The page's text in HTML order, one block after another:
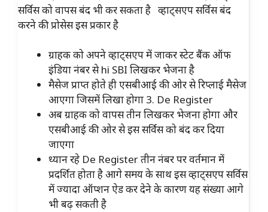
सर्विस को वापस बंद भी कर सकता है व्हाट्सएप सर्विस बंद
करने की प्रोसेस इस प्रकार है
ग्राहक को अपने व्हाट्सएप में जाकर स्टेट बैंक ऑफ
इंडिया नंबर से hi SBI लिखकर भेजना है
मैसेज प्राप्त होते ही एसबीआई की ओर से रिप्लाई मैसेज
आएगा जिसमें लिखा होगा 3. De Register
अब ग्राहक को वापस तीन लिखकर भेजना होगा और
एसबीआई की ओर से इस सर्विस को बंद कर दिया
जाएगा
ध्यान रहे De Register तीन नंबर पर वर्तमान में
प्रदर्शित होता है आगे समय के साथ इस व्हाट्सएप सर्विस
में ज्यादा ऑप्शन ऐड कर देने के कारण यह संख्या आगे
भी बढ़ सकती है